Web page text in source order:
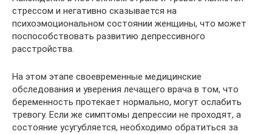
стрессом и негативно сказывается на
психоэмоциональном состоянии женщины, что может
поспособствовать развитию депрессивного
расстройства.
На этом этапе своевременные медицинские
обследования и уверения лечащего врача в том, что
беременность протекает нормально, могут ослабить
тревогу. Если же симптомы депрессии не проходят, а
состояние усугубляется, необходимо обратиться за